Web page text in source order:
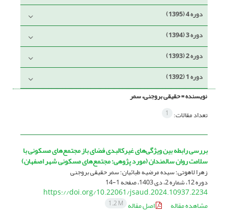
دوره 4 (1395)
دوره 3 (1394)
دوره 2 (1393)
دوره 1 (1392)
نویسنده =حقیقی بروجنی، سمر
تعداد مقالات: 1
بررسی رابطه بین ویژگی‌های غیرکالبدی فضای باز مجتمع‌های مسکونی با
سلامت روان سالمندان (مورد پژوهی: مجتمع‌های مسکونی شهر اصفهان)
زهرا لاهوتی؛ سیده مرضیه طبائیان؛ سمر حقیقی بروجنی
دوره 12، شماره 2، دی 1403، صفحه 1-14
https://doi.org/10.22061/jsaud.2024.10937.2234
مشاهده مقاله
اصل مقاله 1.2 M